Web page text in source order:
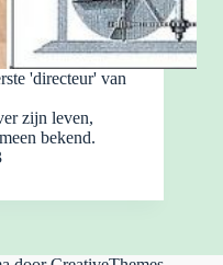
'directeur' van
zijn leven,
bekend.